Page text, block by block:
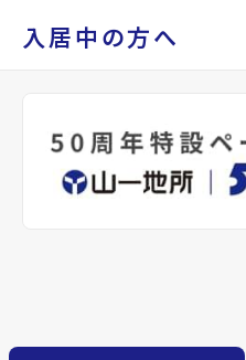
土地を探す
エリアから探す
事業用・投資用を探す
不動産を売却したい
相続相談をしたい
不動産に投資したい
会社概要・沿革
パーパス
CM紹介
社宅をお探しの方へ
レンタルオフィス
貸会議室
入居中の方へ
退去される方へ
※準備中 住まいのし
種別 貸店舗・事務所
構造
RC(鉄筋コンク
ート)